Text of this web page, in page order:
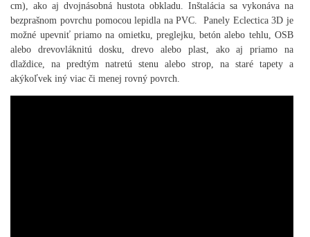
cm), ako aj dvojnásobná hustota obkladu. Inštalácia sa vykonáva na
bezprašnom povrchu pomocou lepidla na PVC. Panely Eclectica 3D je
možné upevniť priamo na omietku, preglejku, betón alebo tehlu, OSB
alebo drevovláknitú dosku, drevo alebo plast, ako aj priamo na
dlaždice, na predtým natretú stenu alebo strop, na staré tapety a
akýkoľvek iný viac či menej rovný povrch.